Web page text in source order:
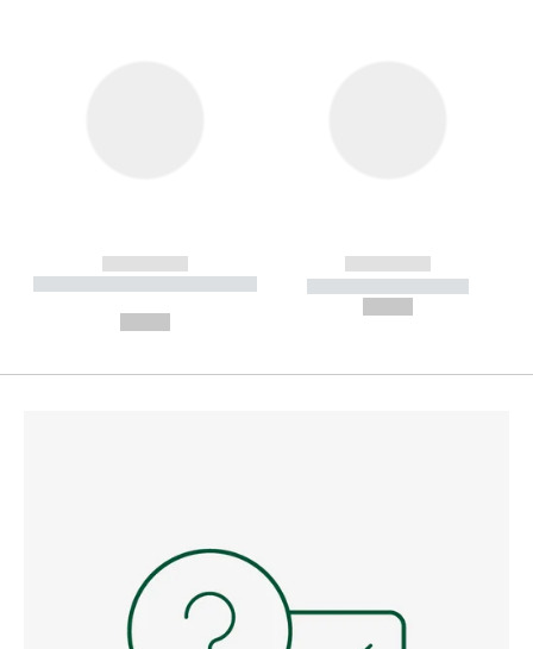
------------
----------- ----------- --------
------------
----------- -----------